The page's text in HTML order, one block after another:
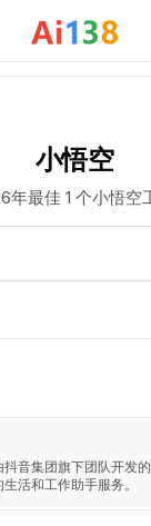
小悟空
年最佳 1 个小悟空
音集团旗下团队开发
活和工作助手服务。